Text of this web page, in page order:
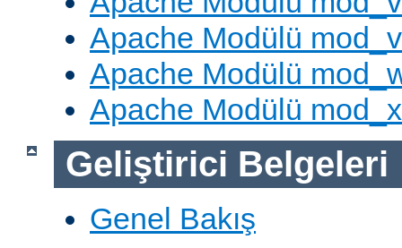
Apache Modülü
Apache Modülü
Apache Modülü
Geliştirici Belgeleri
Genel Bakış